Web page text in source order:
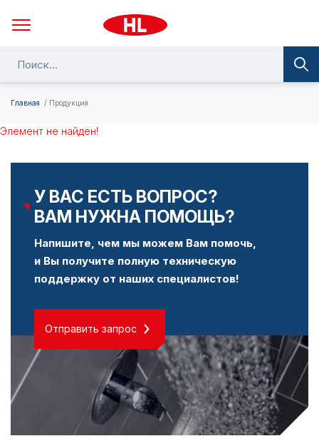
Главная Продукция
Элемент не найден!
У ВАС ЕСТЬ ВОПРОС?
ВАМ НУЖНА ПОМОЩЬ?
Напишите, чем мы можем Вам помочь,
и Вы получите полную техническую
поддержку от наших специалистов!
Отправить запрос